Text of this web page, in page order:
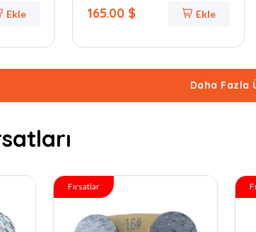
Ekle 165.00 $ Ekle
Daha Fazla